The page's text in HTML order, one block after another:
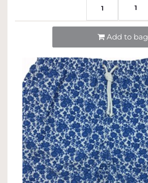
1 1
Add to bag